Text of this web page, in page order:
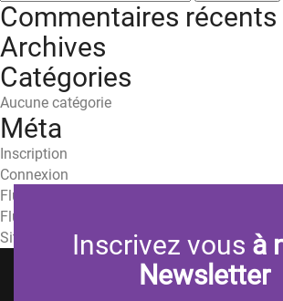
Commentaires récents
Archives
Catégories
Aucune catégorie
Méta
Inscription
Connexion
Flux des publications
Flux des commentaires
Site de WordPress-FRInscrivez vous à
Newsletter